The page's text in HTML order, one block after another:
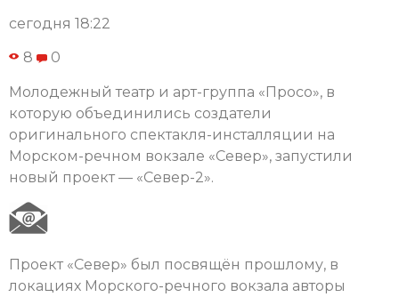
сегодня 18:22
8 0
Молодежный театр и арт-группа «Просо», в
которую объединились создатели
оригинального спектакля-инсталляции на
Морском-речном вокзале «Север», запустили
новый проект — «Север-2».
Проект «Север» был посвящён прошлому, в
локациях Морского-речного вокзала авторы